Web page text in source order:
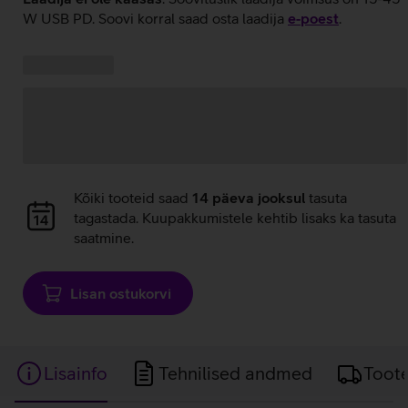
W USB PD. Soovi korral saad osta laadija e‑poest.
Andmete
laadimine
Kõiki tooteid saad 14 päeva jooksul tasuta
tagastada. Kuupakkumistele kehtib lisaks ka tasuta
saatmine.
Lisan ostukorvi
Lisainfo Tehnilised andmed